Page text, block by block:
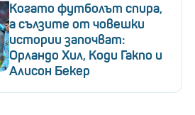
Когато футболът спира,
а сълзите от човешки
истории започват:
Орландо Хил, Коди Гакпо и
Алисон Бекер